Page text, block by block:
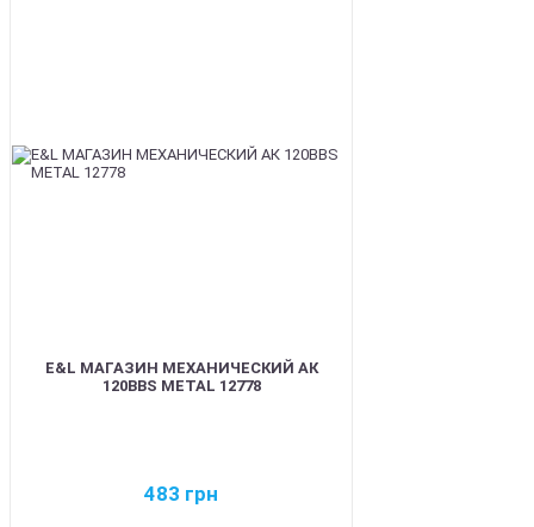
E&L МАГАЗИН МЕХАНИЧЕСКИЙ АК
120BBS METAL 12778
483 грн